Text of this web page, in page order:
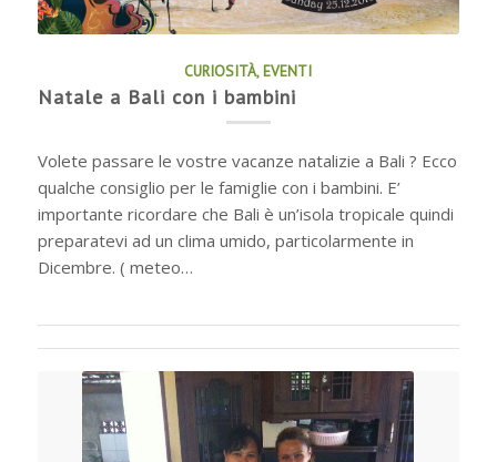
CURIOSITÀ,EVENTI
Natale a Bali con i bambini
Volete passare le vostre vacanze natalizie a Bali ? Ecco
qualche consiglio per le famiglie con i bambini. E’
importante ricordare che Bali è un’isola tropicale quindi
preparatevi ad un clima umido, particolarmente in
Dicembre. ( meteo…